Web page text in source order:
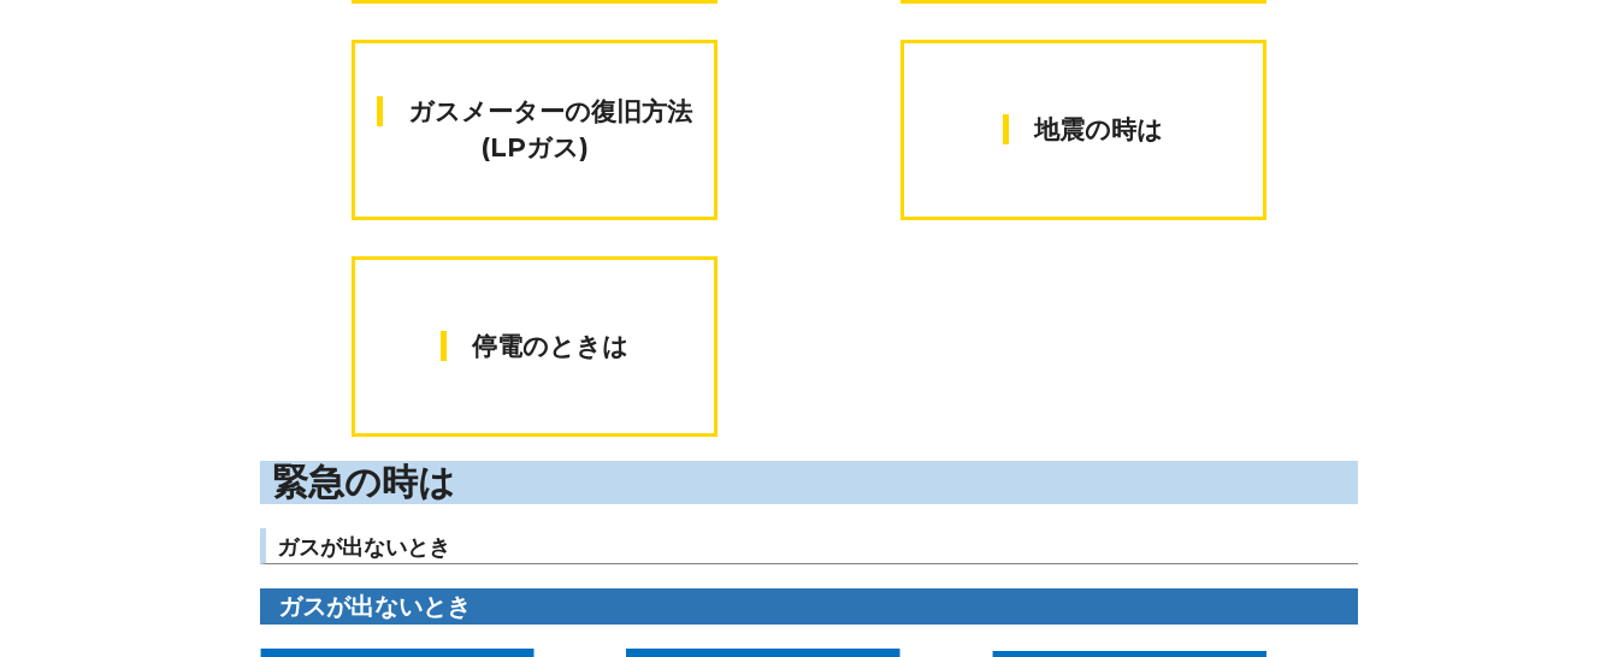
ガスメーターの復旧方法
(LPガス)
地震の時は
停電のときは
緊急の時は
ガスが出ないとき
ガスが出ないとき